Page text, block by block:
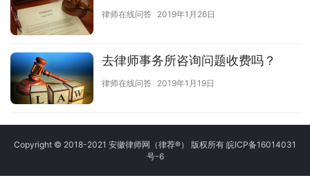
律师在线问答 2019年1月26日
去律师事务所咨询问题收费吗？
律师在线问答 2019年1月19日
Copyright © 2018-2021 安徽律师网（律荐®） 版权所有 皖ICP备16014031
号-6